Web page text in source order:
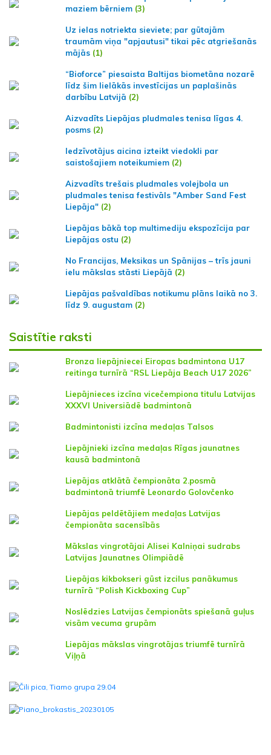
maziem bērniem (3)
Uz ielas notriekta sieviete; par gūtajām
traumām viņa "apjautusi" tikai pēc atgriešanās
mājās (1)
“Bioforce” piesaista Baltijas biometāna nozarē
līdz šim lielākās investīcijas un paplašinās
darbību Latvijā (2)
Aizvadīts Liepājas pludmales tenisa līgas 4.
posms (2)
Iedzīvotājus aicina izteikt viedokli par
saistošajiem noteikumiem (2)
Aizvadīts trešais pludmales volejbola un
pludmales tenisa festivāls "Amber Sand Fest
Liepāja" (2)
Liepājas bākā top multimediju ekspozīcija par
Liepājas ostu (2)
No Francijas, Meksikas un Spānijas – trīs jauni
ielu mākslas stāsti Liepājā (2)
Liepājas pašvaldības notikumu plāns laikā no 3.
līdz 9. augustam (2)
Saistītie raksti
Bronza liepājniecei Eiropas badmintona U17
reitinga turnīrā “RSL Liepāja Beach U17 2026”
Liepājnieces izcīna vicečempiona titulu Latvijas
XXXVI Universiādē badmintonā
Badmintonisti izcīna medaļas Talsos
Liepājnieki izcīna medaļas Rīgas jaunatnes
kausā badmintonā
Liepājas atklātā čempionāta 2.posmā
badmintonā triumfē Leonardo Golovčenko
Liepājas peldētājiem medaļas Latvijas
čempionāta sacensībās
Mākslas vingrotājai Alisei Kalniņai sudrabs
Latvijas Jaunatnes Olimpiādē
Liepājas kikbokseri gūst izcilus panākumus
turnīrā “Polish Kickboxing Cup”
Noslēdzies Latvijas čempionāts spiešanā guļus
visām vecuma grupām
Liepājas mākslas vingrotājas triumfē turnīrā
Viļņā